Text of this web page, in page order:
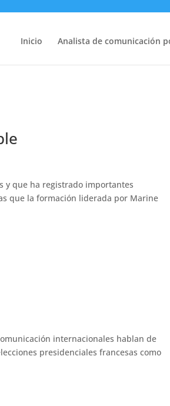
Inicio Analista de comunicación
y que ha registrado importantes
que la formación liderada por Marine
internacionales hablan de
presidenciales francesas como